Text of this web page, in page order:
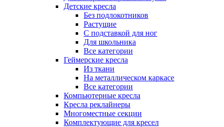
Детские кресла
Без подлокотников
Растущие
С подставкой для ног
Для школьника
Все категории
Геймерские кресла
Из ткани
На металлическом каркасе
Все категории
Компьютерные кресла
Кресла реклайнеры
Многоместные секции
Комплектующие для кресел